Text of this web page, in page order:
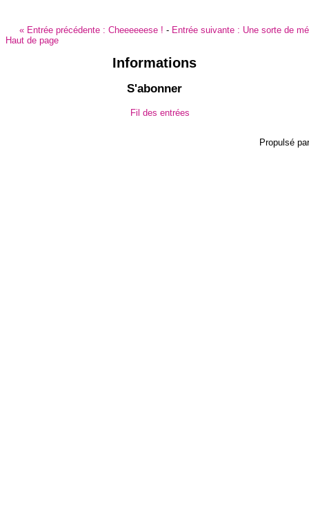
« Entrée précédente : Cheeeeeese ! - Entrée suivante : Une sorte de
Haut de page
Informations
S'abonner
Fil des entrées
Propulsé